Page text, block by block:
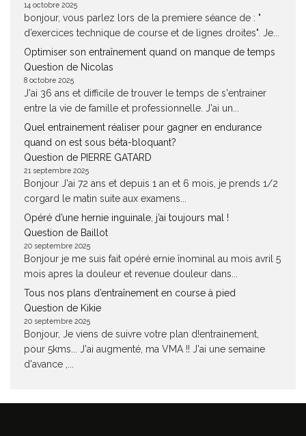
14 octobre 2025
bonjour, vous parlez lors de la premiere séance de : "
d’exercices technique de course et de lignes droites". Je...
Optimiser son entraînement quand on manque de temps
Question de Nicolas
8 octobre 2025
J'ai 36 ans et difficile de trouver le temps de s'entrainer
entre la vie de famille et professionnelle. J'ai un...
Quel entrainement réaliser pour gagner en endurance
quand on est sous béta-bloquant?
Question de PIERRE GATARD
21 septembre 2025
Bonjour J'ai 72 ans et depuis 1 an et 6 mois, je prends 1/2
corgard le matin suite aux examens...
Opéré d’une hernie inguinale, j’ai toujours mal !
Question de Baillot
20 septembre 2025
Bonjour je me suis fait opéré ernie înominal au mois avril 5
mois apres la douleur et revenue douleur dans...
Tous nos plans d’entraînement en course à pied
Question de Kikie
20 septembre 2025
Bonjour, Je viens de suivre votre plan d!entrainement,
pour 5kms... J'ai augmenté, ma VMA !! J'ai une semaine
d'avance ,...